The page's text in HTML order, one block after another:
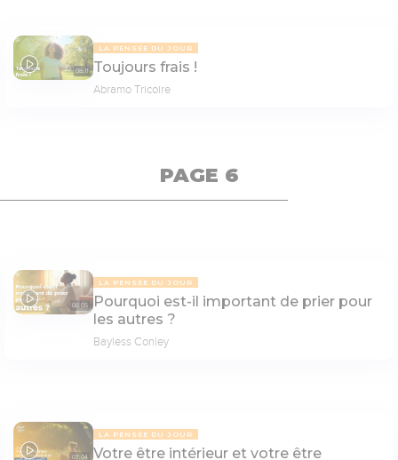
08:11
LA PENSÉE DU JOUR
Toujours frais !
Abramo Tricoire
PAGE 6
08:05
LA PENSÉE DU JOUR
Pourquoi est-il important de prier pour
les autres ?
Bayless Conley
07:04
LA PENSÉE DU JOUR
Votre être intérieur et votre être